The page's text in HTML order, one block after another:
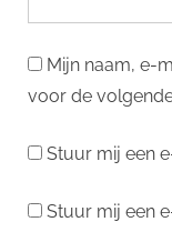
Mijn naam, e-
voor de
Stuur mij een
Stuur mij een